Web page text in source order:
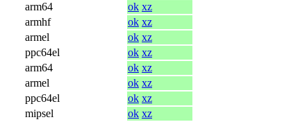
arm64 ok xz
armhf ok xz
armel ok xz
ppc64el ok xz
arm64 ok xz
armel ok xz
ppc64el ok xz
mipsel ok xz